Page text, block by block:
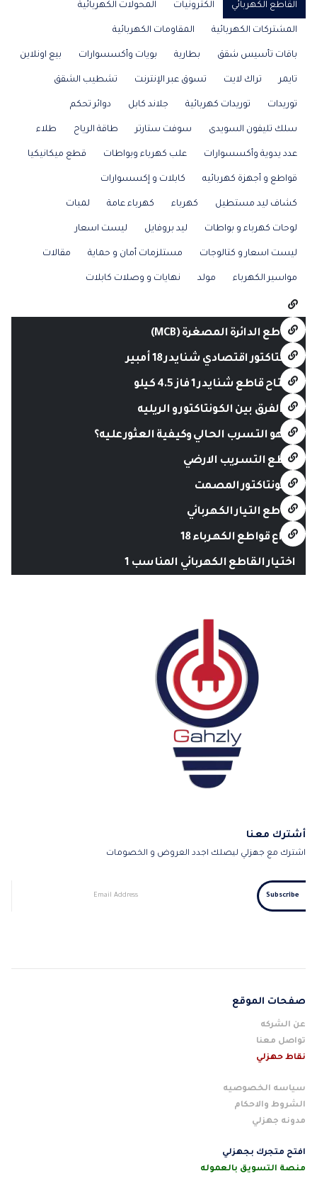
القاطع الكهربائي الكترونيات المحولات الكهربائية
المشتركات الكهربائية المقاومات الكهربائية
باقات تأسيس شقق بطارية بويات وأكسسوارات بيع اونلاين
تايمر تراك لايت تسوق عبر الإنترنت تشطيب الشقق
توريدات توريدات كهربائية جلاند كابل دوائر تحكم
سلك تليفون السويدى سوفت ستارتر طاقة الرياح طلاء
عدد يدوية وأكسسوارات علب كهرباء وبواطات قطع ميكانيكيا
قواطع و أجهزة كهربائيه كابلات و إكسسوارات
كشاف ليد مستطيل كهرباء كهرباء عامة لمبات
لوحات كهرباء و بواطات ليد بروفايل ليست اسعار
ليست اسعار و كتالوجات مستلزمات أمان و حماية مقالات
مواسير الكهرباء مولد نهايات و وصلات كابلات
قواطع الدائرة المصغرة (MCB)
كونتاكتور اقتصادي شنايدر 18 أمبير
مفتاح قاطع شنايدر 1 فاز 4.5 كيلو
ما الفرق بين الكونتاكتور و الريليه
ما هو التسرب الحالي وكيفية العثور عليه؟
قاطع التسريب الارضي
الكونتاكتور المصمت
قواطع التيار الكهربائي
أنواع قواطع الكهرباء 18
اختيار القاطع الكهربائي المناسب 1
أشترك معنا
اشترك مع جهزلي ليصلك اجدد العروض و الخصومات
صفحات الموقع
عن الشركه
تواصل معنا
نقاط حهزلي
سياسه الخصوصيه
الشروط والاحكام
مدونه جهزلي
افتح متجرك بجهزلي
منصة التسويق بالعموله